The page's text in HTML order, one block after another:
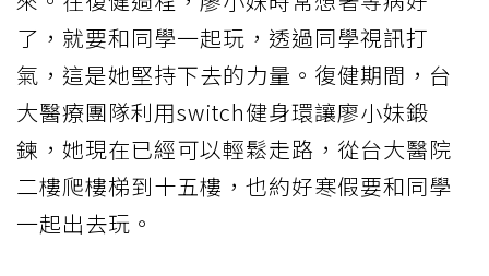
了，就要和同學一起玩，透過同學視訊打
氣，這是她堅持下去的力量。復健期間，台
大醫療團隊利用switch健身環讓廖小妹鍛
鍊，她現在已經可以輕鬆走路，從台大醫院
二樓爬樓梯到十五樓，也約好寒假要和同學
一起出去玩。